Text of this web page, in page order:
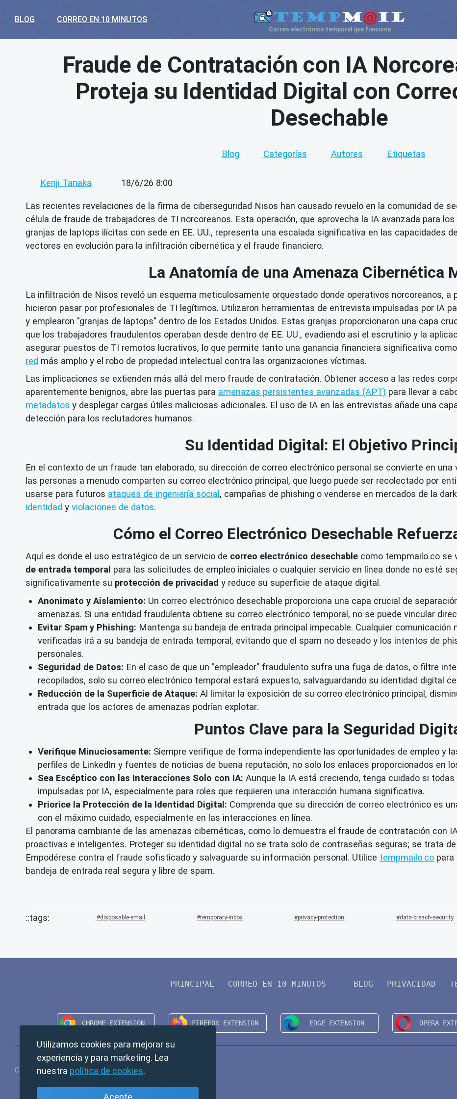
BLOG CORREO EN 10 MINUTOS
Correo electrónico temporal que funciona
Fraude de Contratación con IA
Proteja su Identidad Digital con
Desechable
Blog Categorías Autores Etiquetas
Kenji Tanaka 18/6/26 8:00
Las recientes revelaciones de la firma de ciberseguridad Nisos han causado revuelo en la comunidad de
célula de fraude de trabajadores de TI norcoreanos. Esta operación, que aprovecha la IA avanzada para
granjas de laptops ilícitas con sede en EE. UU., representa una escalada significativa en las capacidades
vectores en evolución para la infiltración cibernética y el fraude financiero.
La Anatomía de una Amenaza Cibernética
La infiltración de Nisos reveló un esquema meticulosamente orquestado donde operativos norcoreanos, a
hicieron pasar por profesionales de TI legítimos. Utilizaron herramientas de entrevista impulsadas por IA
y emplearon "granjas de laptops" dentro de los Estados Unidos. Estas granjas proporcionaron una capa
que los trabajadores fraudulentos operaban desde dentro de EE. UU., evadiendo así el escrutinio y la
asegurar puestos de TI remotos lucrativos, lo que permite tanto una ganancia financiera significativa
red más amplio y el robo de propiedad intelectual contra las organizaciones víctimas.
Las implicaciones se extienden más allá del mero fraude de contratación. Obtener acceso a las redes
aparentemente benignos, abre las puertas para amenazas persistentes avanzadas (APT) para llevar a
metadatos y desplegar cargas útiles maliciosas adicionales. El uso de IA en las entrevistas añade una
detección para los reclutadores humanos.
Su Identidad Digital: El Objetivo
En el contexto de un fraude tan elaborado, su dirección de correo electrónico personal se convierte en
las personas a menudo comparten su correo electrónico principal, que luego puede ser recolectado por
usarse para futuros ataques de ingeniería social , campañas de phishing o venderse en mercados de la
identidad y violaciones de datos.
Cómo el Correo Electrónico Desechable
Aquí es donde el uso estratégico de un servicio de correo electrónico desechable como tempmailo.co se
de entrada temporal para las solicitudes de empleo iniciales o cualquier servicio en línea donde no esté
significativamente su protección de privacidad y reduce su superficie de ataque digital.
Anonimato y Aislamiento: Un correo electrónico desechable proporciona una capa crucial de
amenazas. Si una entidad fraudulenta obtiene su correo electrónico temporal, no se puede vincular
Evitar Spam y Phishing: Mantenga su bandeja de entrada principal impecable. Cualquier
verificadas irá a su bandeja de entrada temporal, evitando que el spam no deseado y los intentos de
personales.
Seguridad de Datos: En el caso de que un "empleador" fraudulento sufra una fuga de datos, o filtre
recopilados, solo su correo electrónico temporal estará expuesto, salvaguardando su identidad digital
Reducción de la Superficie de Ataque: Al limitar la exposición de su correo electrónico principal,
entrada que los actores de amenazas podrían explotar.
Puntos Clave para la Seguridad
Verifique Minuciosamente: Siempre verifique de forma independiente las oportunidades de empleo y
perfiles de LinkedIn y fuentes de noticias de buena reputación, no solo los enlaces proporcionados en
Sea Escéptico con las Interacciones Solo con IA: Aunque la IA está creciendo, tenga cuidado si
impulsadas por IA, especialmente para roles que requieren una interacción humana significativa.
Priorice la Protección de la Identidad Digital: Comprenda que su dirección de correo electrónico es
con el máximo cuidado, especialmente en las interacciones en línea.
El panorama cambiante de las amenazas cibernéticas, como lo demuestra el fraude de contratación con
proactivas e inteligentes. Proteger su identidad digital no se trata solo de contraseñas seguras; se trata
Empodérese contra el fraude sofisticado y salvaguarde su información personal. Utilice tempmailo.co para
bandeja de entrada real segura y libre de spam.
disposable-email temporary-inbox privacy-protection data-breach-security
PRINCIPAL CORREO EN 10 MINUTOS BLOG PRIVACIDAD
Copyright © 2024 TempMail. All rights reserved.
Utilizamos cookies para mejorar su
experiencia y para marketing. Lea
nuestra política de cookies.
Acepte